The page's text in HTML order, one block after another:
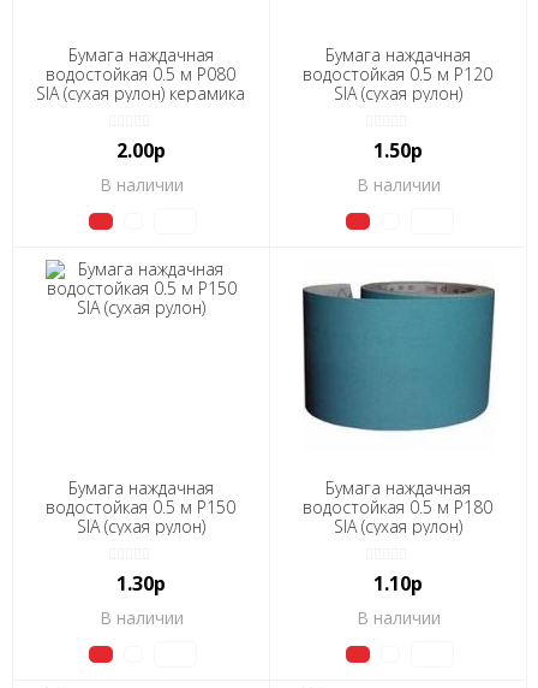
Бумага наждачная
водостойкая 0.5 м Р080
SIA (сухая рулон) керамика
2.00р
В наличии
Бумага наждачная
водостойкая 0.5 м Р120
SIA (сухая рулон)
1.50р
В наличии
Бумага наждачная
водостойкая 0.5 м Р150
SIA (сухая рулон)
1.30р
В наличии
Бумага наждачная
водостойкая 0.5 м Р180
SIA (сухая рулон)
1.10р
В наличии